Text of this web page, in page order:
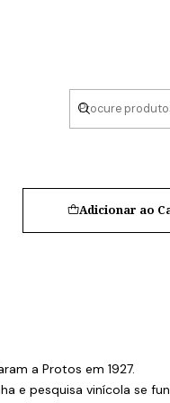
Adicionar ao
a Protos em 1927.
e pesquisa vinícola se